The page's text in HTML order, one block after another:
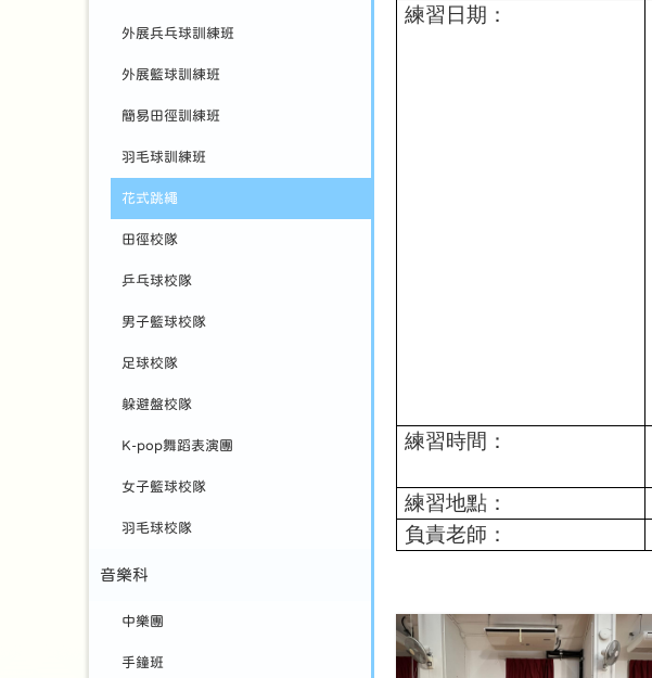
練習日期：
練習時間：
練習地點：
負責老師：
外展兵乓球訓練班
外展籃球訓練班
簡易田徑訓練班
羽毛球訓練班
花式跳繩
田徑校隊
乒乓球校隊
男子籃球校隊
足球校隊
躲避盤校隊
K-pop舞蹈表演團
女子籃球校隊
羽毛球校隊
音樂科
中樂團
手鐘班